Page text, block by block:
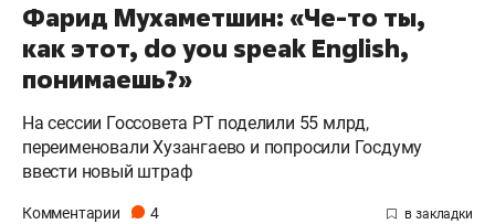
Фарид Мухаметшин: «Че-то ты,
как этот, do you speak English,
понимаешь?»
На сессии Госсовета РТ поделили 55 млрд,
переименовали Хузангаево и попросили Госдуму
ввести новый штраф
Комментарии 4